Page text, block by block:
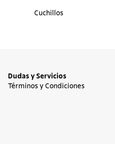
Cuchillos
Dudas y Servicios
Términos y Condiciones